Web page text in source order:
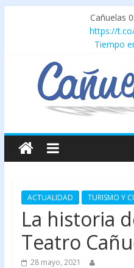
Cañuelas
https://
Tiempo
ACTUALIDAD TURISMO Y
La historia
Teatro
28 mayo, 2021